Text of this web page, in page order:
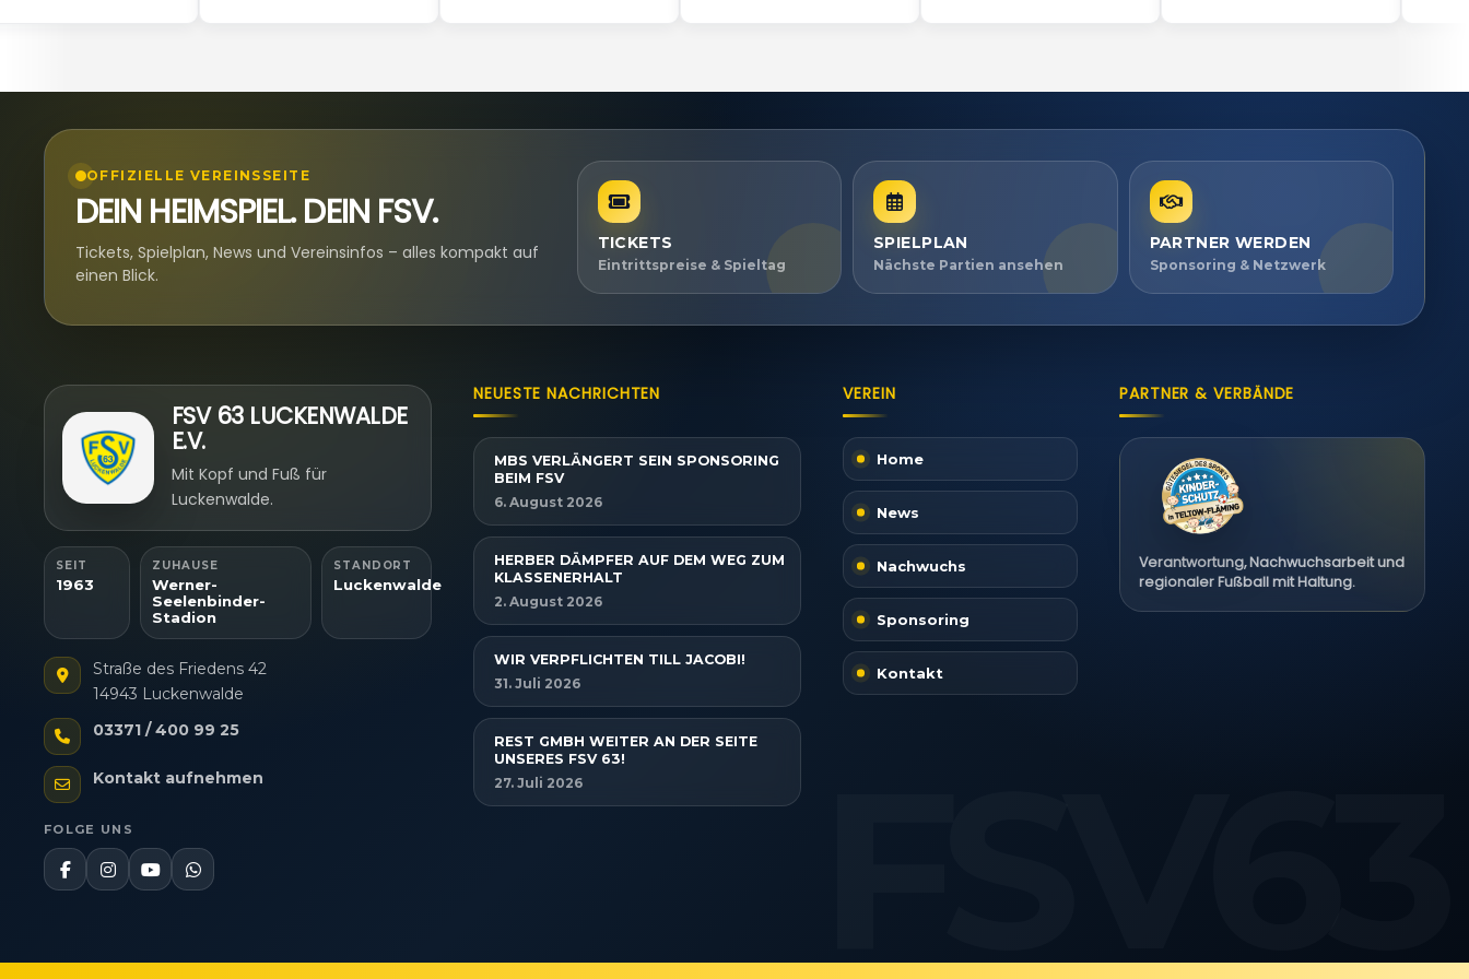
OFFIZIELLE VEREINSSEITE
DEIN HEIMSPIEL. DEIN FSV.
Tickets, Spielplan, News und Vereinsinfos – alles kompakt auf
einen Blick.
TICKETS
Eintrittspreise & Spieltag
SPIELPLAN
Nächste Partien ansehen
PARTNER WERDEN
Sponsoring & Netzwerk
FSV 63 LUCKENWALDE
E.V.
Mit Kopf und Fuß für
Luckenwalde.
SEIT
1963
ZUHAUSE
Werner-
Seelenbinder-
Stadion
STANDORT
Luckenwalde
Straße des Friedens 42
14943 Luckenwalde
03371 / 400 99 25
Kontakt aufnehmen
FOLGE UNS
NEUESTE NACHRICHTEN
MBS VERLÄNGERT SEIN SPONSORING
BEIM FSV
6. August 2026
HERBER DÄMPFER AUF DEM WEG ZUM
KLASSENERHALT
2. August 2026
WIR VERPFLICHTEN TILL JACOBI!
31. Juli 2026
REST GMBH WEITER AN DER SEITE
UNSERES FSV 63!
27. Juli 2026
VEREIN
Home
News
Nachwuchs
Sponsoring
Kontakt
PARTNER & VERBÄNDE
Verantwortung, Nachwuchsarbeit und
regionaler Fußball mit Haltung.